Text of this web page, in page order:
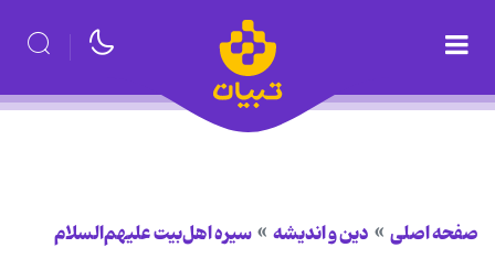
صفحه اصلی دین و اندیشه سیره اهل‌بیت علیهم‌السلام